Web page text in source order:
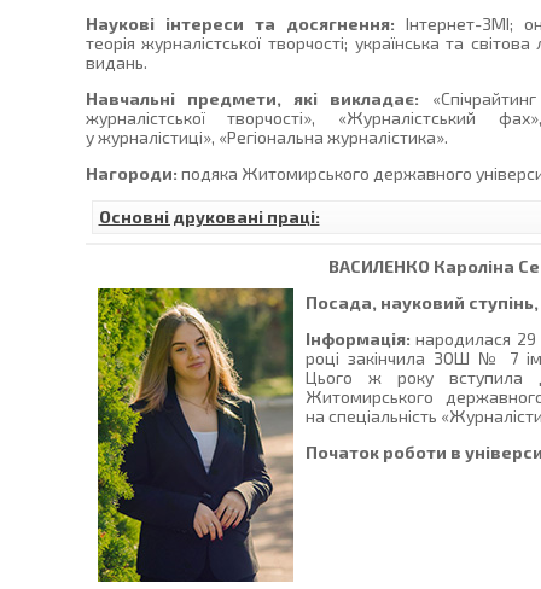
Наукові інтереси та досягнення: Інтернет-ЗМІ;
теорія журналістської творчості; українська та
видань.
Навчальні предмети, які викладає:
журналістської творчості», «Журналістський
у журналістиці», «Регіональна журналістика».
Нагороди: подяка Житомирського державного
Основні друковані праці:
ВАСИЛЕНКО Кароліна
Посада, науковий
Інформація: народилася
році закінчила ЗОШ № 7
Цього ж року вступила
Житомирського
на спеціальність
Початок роботи в